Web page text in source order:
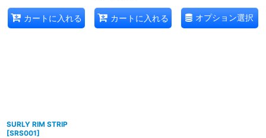
カートに入れる カートに入れる オプション選択
SURLY RIM STRIP
[SRS001]